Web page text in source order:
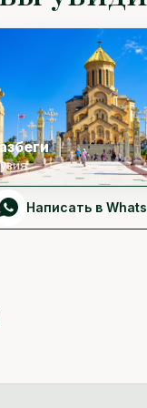
Написать в